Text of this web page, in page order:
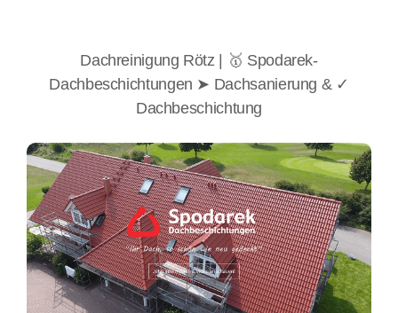
Dachreinigung Rötz | 🥇 Spodarek-
Dachbeschichtungen ➤ Dachsanierung & ✓
Dachbeschichtung